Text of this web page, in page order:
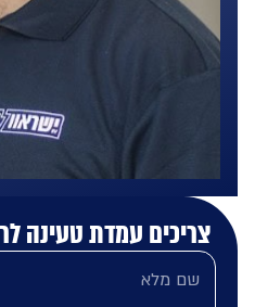
עמדת טעינה